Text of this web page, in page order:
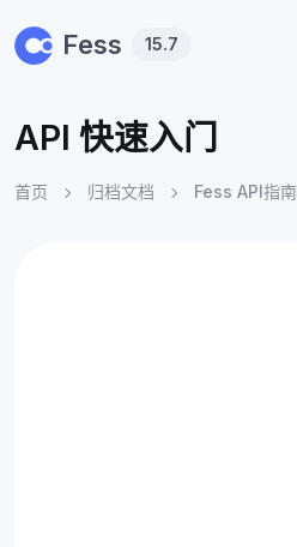
Fess 15.7
API 快速入门
首页 归档文档 Fess API指南